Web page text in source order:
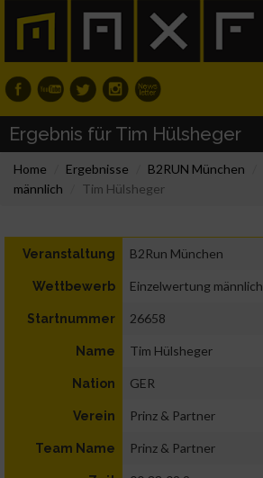
Ergebnis für Tim Hülsheger
Home Ergebnisse B2RUN München
männlich
Tim Hülsheger
Veranstaltung B2Run München
Wettbewerb Einzelwertung männlich
Startnummer 26658
Name Tim Hülsheger
Nation GER
Verein Prinz & Partner
Team Name Prinz & Partner